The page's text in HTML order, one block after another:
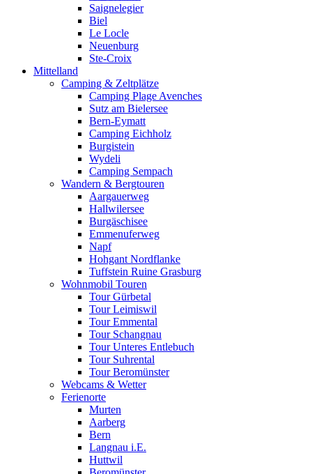
Saignelegier
Biel
Le Locle
Neuenburg
Ste-Croix
Mittelland
Camping & Zeltplätze
Camping Plage Avenches
Sutz am Bielersee
Bern-Eymatt
Camping Eichholz
Burgistein
Wydeli
Camping Sempach
Wandern & Bergtouren
Aargauerweg
Hallwilersee
Burgäschisee
Emmenuferweg
Napf
Hohgant Nordflanke
Tuffstein Ruine Grasburg
Wohnmobil Touren
Tour Gürbetal
Tour Leimiswil
Tour Emmental
Tour Schangnau
Tour Unteres Entlebuch
Tour Suhrental
Tour Beromünster
Webcams & Wetter
Ferienorte
Murten
Aarberg
Bern
Langnau i.E.
Huttwil